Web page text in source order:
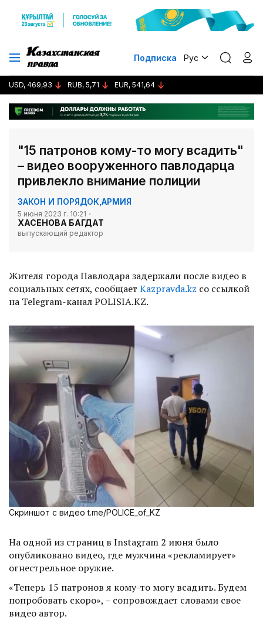
Подписка Рус
USD, 469,93 RUB, 5,71 EUR, 541,64
"15 патронов кому-то могу всадить"
– видео вооруженного павлодарца
привлекло внимание полиции
ЗАКОН И ПОРЯДОК АРМИЯ
5 июня 2023 г. 10:21
ХАСЕНОВА БАГДАТ
выпускающий редактор
Жителя города Павлодара задержали после видео в
социальных сетях, сообщает Kazpravda.kz со ссылкой
на Telegram-канал POLISIA.KZ.
Скриншот с видео t.me/POLICE_of_KZ
На одной из страниц в Instagram 2 июня было
опубликовано видео, где мужчина «рекламирует»
огнестрельное оружие.
«Теперь 15 патронов я кому-то могу всадить. Будем
попробовать скоро», – сопровождает словами свое
видео автор.